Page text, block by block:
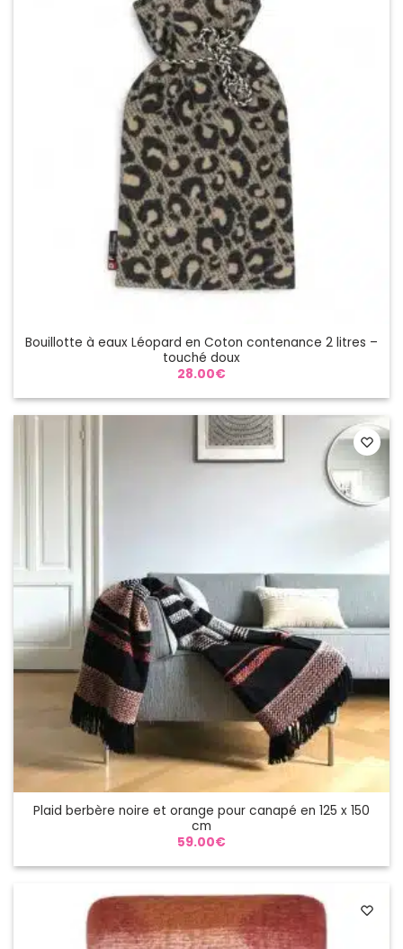
Bouillotte à eaux Léopard en Coton contenance 2 litres –
touché doux
28.00€
Plaid berbère noire et orange pour canapé en 125 x 150
cm
59.00€